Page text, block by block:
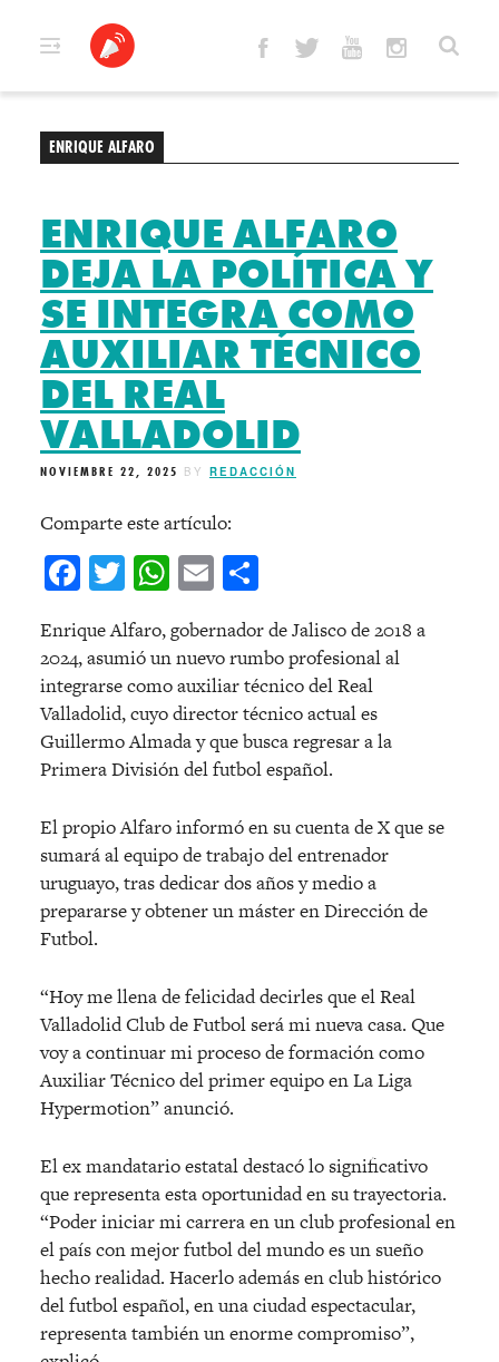
ENRIQUE ALFARO
ENRIQUE ALFARO
DEJA LA POLÍTICA Y
SE INTEGRA COMO
AUXILIAR TÉCNICO
DEL REAL
VALLADOLID
NOVIEMBRE 22, 2025 BY REDACCIÓN
Comparte este artículo:
Facebook
Twitter
WhatsApp
Email
Enrique Alfaro, gobernador de Jalisco de 2018 a
2024, asumió un nuevo rumbo profesional al
integrarse como auxiliar técnico del Real
Valladolid, cuyo director técnico actual es
Guillermo Almada y que busca regresar a la
Primera División del futbol español.
El propio Alfaro informó en su cuenta de X que se
sumará al equipo de trabajo del entrenador
uruguayo, tras dedicar dos años y medio a
prepararse y obtener un máster en Dirección de
Futbol.
“Hoy me llena de felicidad decirles que el Real
Valladolid Club de Futbol será mi nueva casa. Que
voy a continuar mi proceso de formación como
Auxiliar Técnico del primer equipo en La Liga
Hypermotion” anunció.
El ex mandatario estatal destacó lo significativo
que representa esta oportunidad en su trayectoria.
“Poder iniciar mi carrera en un club profesional en
el país con mejor futbol del mundo es un sueño
hecho realidad. Hacerlo además en club histórico
del futbol español, en una ciudad espectacular,
representa también un enorme compromiso”,